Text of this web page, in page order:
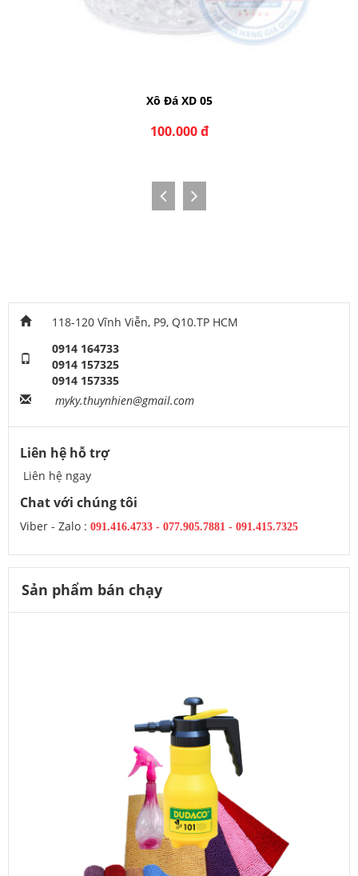
Xô Đá XD 06
145.000 đ
118-120 Vĩnh Viễn, P9, Q10.TP HCM
0914 164733
0914 157325
0914 157335
myky.thuynhien@gmail.com
Liên hệ hỗ trợ
Liên hệ ngay
Chat với chúng tôi
Viber - Zalo : 091.416.4733 - 077.905.7881 - 091.415.7325
Sản phẩm bán chạy